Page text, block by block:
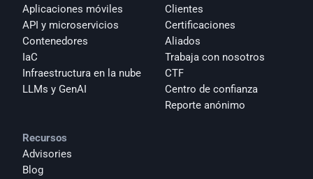
Aplicaciones móviles
API y microservicios
Contenedores
IaC
Infraestructura en la nube
LLMs y GenAI
Clientes
Certificaciones
Aliados
Trabaja con nosotros
CTF
Centro de confianza
Reporte anónimo
Recursos
Advisories
Blog